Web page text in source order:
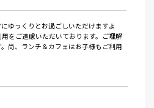
ゆっくりとお過ごしいただけますよ
をご遠慮いただいております。ご理解
尚、ランチ＆カフェはお子様もご利用